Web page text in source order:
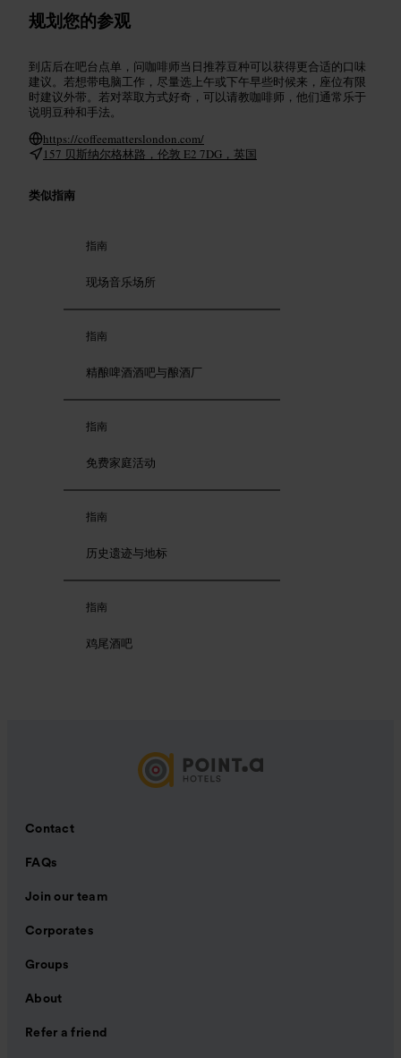
规划您的参观
到店后在吧台点单，问咖啡师当日推荐豆种可以获得更合适的口味
建议。若想带电脑工作，尽量选上午或下午早些时候来，座位有限
时建议外带。若对萃取方式好奇，可以请教咖啡师，他们通常乐于
说明豆种和手法。
https://coffeematterslondon.com/
157 贝斯纳尔格林路，伦敦 E2 7DG，英国
类似指南
指南
现场音乐场所
指南
精酿啤酒酒吧与酿酒厂
指南
免费家庭活动
指南
历史遗迹与地标
指南
鸡尾酒吧
Contact
FAQs
Join our team
Corporates
Groups
About
Refer a friend